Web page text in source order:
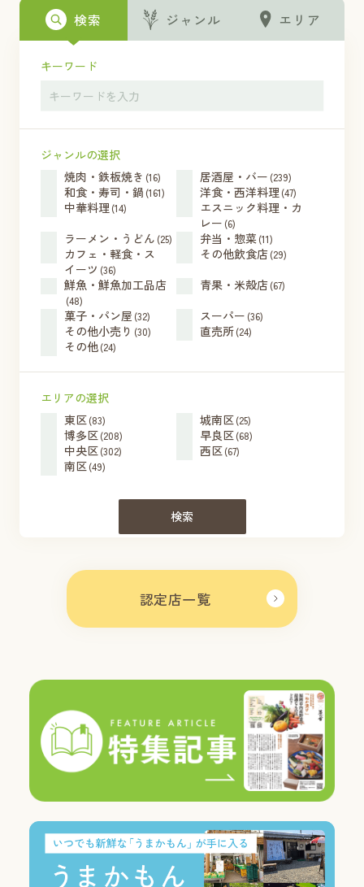
認定店一覧
検索 ジャンル エリア
キーワード
ジャンルの選択
焼肉・鉄板焼き (16) 居酒屋・バー (239)
和食・寿司・鍋 (161) 洋食・西洋料理 (47)
中華料理 (14)
エスニック料理・カ
レー (6)
ラーメン・うどん (25) 弁当・惣菜(11)
カフェ・軽食・ス
イーツ (36)
その他飲食店(29)
鮮魚・鮮魚加工品店
(48)
青果・米殻店(67)
菓子・パン屋 (32) スーパー (36)
その他小売り (30) 直売所(24)
その他(24)
エリアの選択
東区(83) 城南区(25)
博多区(208) 早良区(68)
中央区(302) 西区(67)
南区(49)
検索